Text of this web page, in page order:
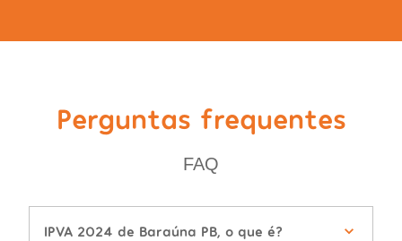
Perguntas frequentes
FAQ
IPVA 2024 de Baraúna PB, o que é?